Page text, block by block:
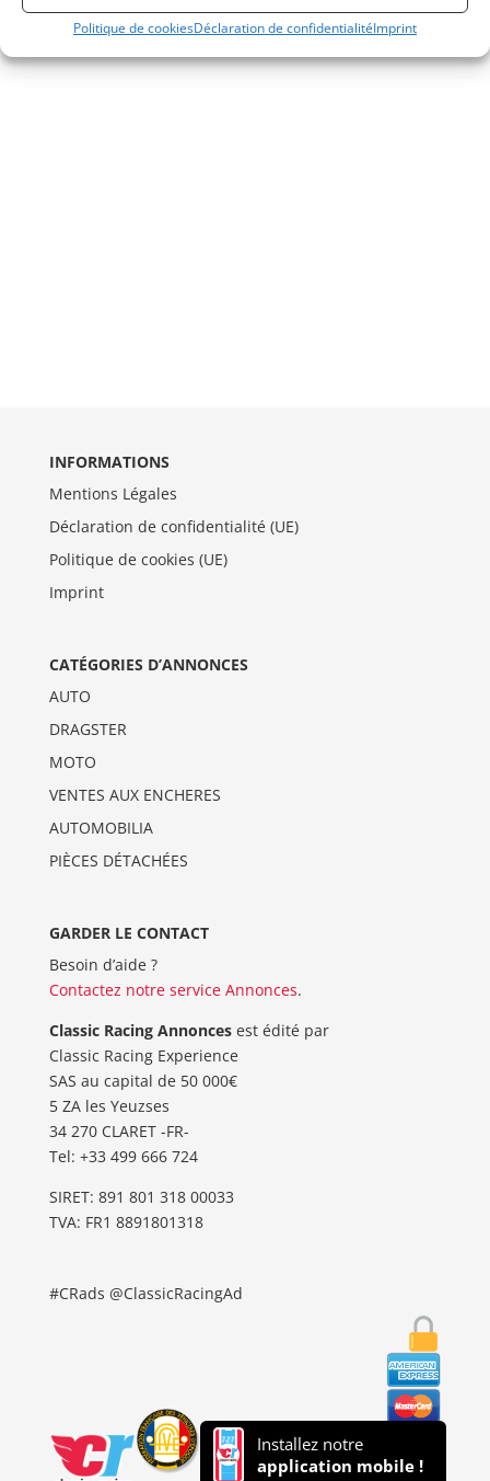
Politique de cookiesDéclaration de confidentialitéImprint
INFORMATIONS
Mentions Légales
Déclaration de confidentialité (UE)
Politique de cookies (UE)
Imprint
CATÉGORIES D’ANNONCES
AUTO
DRAGSTER
MOTO
VENTES AUX ENCHERES
AUTOMOBILIA
PIÈCES DÉTACHÉES
GARDER LE CONTACT
Besoin d’aide ?
Contactez notre service Annonces.
Classic Racing Annoncesest édité par
Classic Racing Experience
SAS au capital de 50 000€
5 ZA les Yeuzses
34 270 CLARET -FR-
Tel: ‭+33 499 666 724‬
SIRET: 891 801 318 00033
TVA: FR1 8891801318
#CRads @ClassicRacingAd
Installez notre
application mobile !